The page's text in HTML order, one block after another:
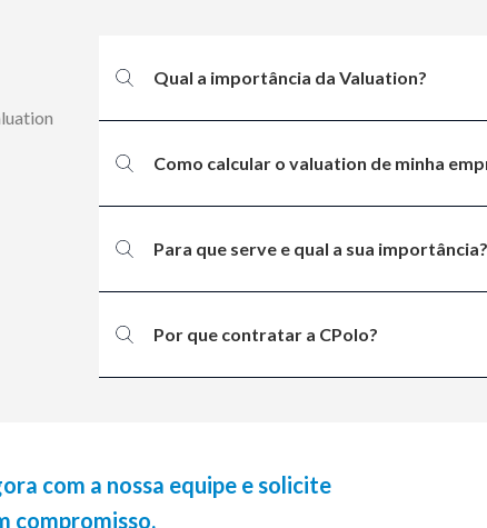
Qual a importância da Valuation?
Como calcular o valuation de minha
Para que serve e qual a sua importância?
Por que contratar a CPolo?
com a nossa equipe e solicite
compromisso.